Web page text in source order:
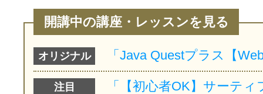
開講中の講座・レッスンを見る
オリジナル
注目